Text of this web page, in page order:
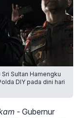
Sultan Hamengku
DIY pada dini hari
- Gubernur